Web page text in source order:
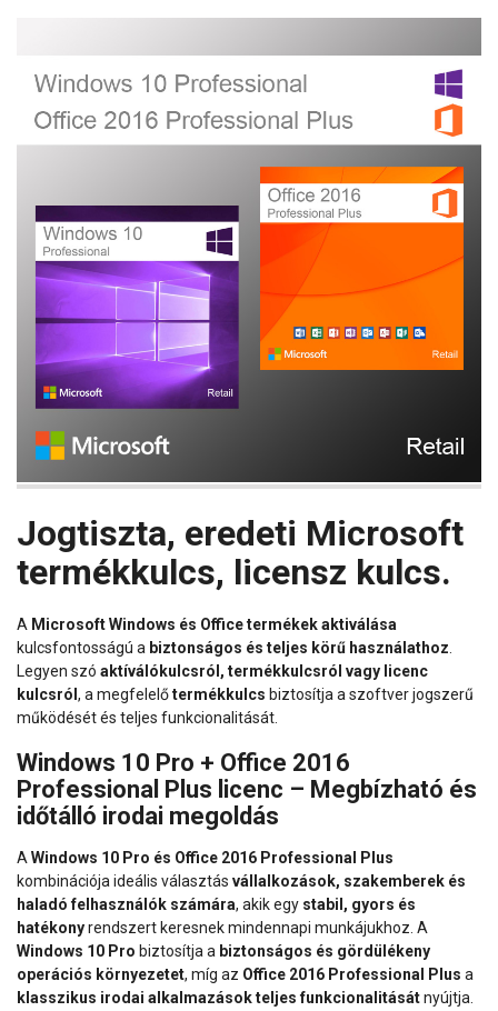
Jogtiszta, eredeti Microsoft
termékkulcs, licensz kulcs.
A Microsoft Windows és Office termékek aktiválása
kulcsfontosságú a biztonságos és teljes körű használathoz
Legyen szó aktíválókulcsról, termékkulcsról vagy licenc
kulcsról , a megfelelőtermékkulcs biztosítja a szoftver jogszerű
működését és teljes funkcionalitását.
Windows 10 Pro + Office 2016
Professional Plus licenc – Megbízható és
időtálló irodai megoldás
A Windows 10 Pro és Office 2016 Professional Plus
kombinációja ideális választás vállalkozások, szakemberek és
haladó felhasználók számára, akik egy stabil, gyors és
hatékonyrendszert keresnek mindennapi munkájukhoz. A
Windows 10 Pro biztosítja a biztonságos és gördülékeny
operációs környezetet, míg az Office 2016 Professional Plus a
klasszikus irodai alkalmazások teljes funkcionalitásátnyújtja.